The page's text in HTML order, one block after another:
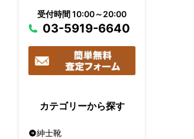
受付時間 10:00～20:00
03-5919-6640
カテゴリーから探す
紳士靴